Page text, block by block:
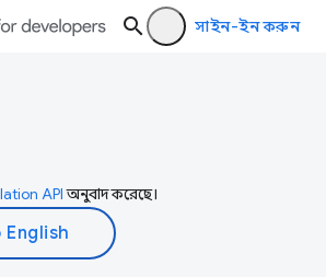
সাইন-ইন করুন
APIঅনুবাদ করেছে।